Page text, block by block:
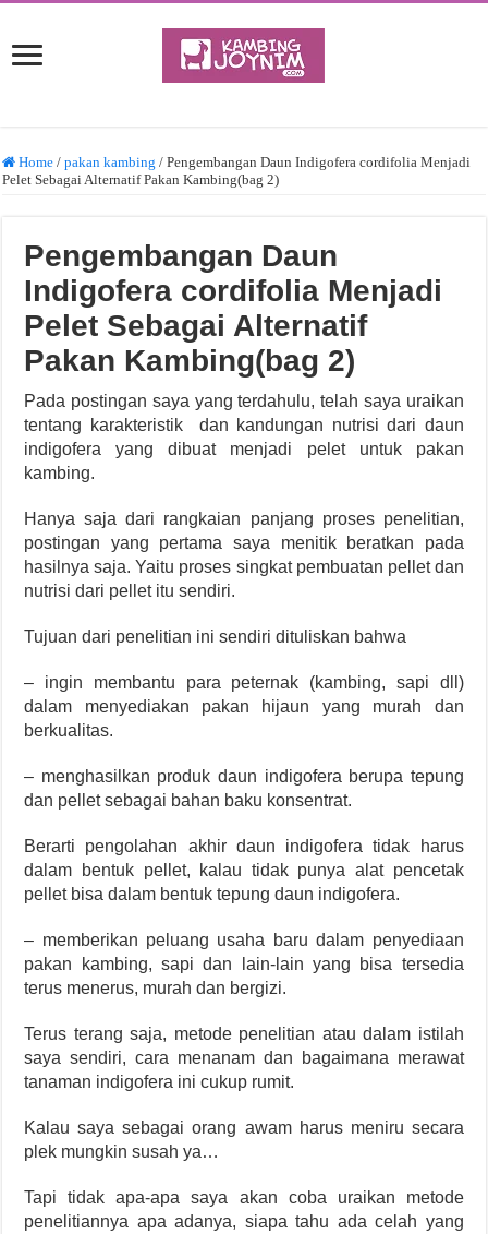
Home / pakan kambing / Pengembangan Daun Indigofera cordifolia Menjadi
Pelet Sebagai Alternatif Pakan Kambing(bag 2)
Pengembangan Daun
Indigofera cordifolia Menjadi
Pelet Sebagai Alternatif
Pakan Kambing(bag 2)
Pada postingan saya yang terdahulu, telah saya uraikan
tentang karakteristik dan kandungan nutrisi dari daun
indigofera yang dibuat menjadi pelet untuk pakan
kambing.
Hanya saja dari rangkaian panjang proses penelitian,
postingan yang pertama saya menitik beratkan pada
hasilnya saja. Yaitu proses singkat pembuatan pellet dan
nutrisi dari pellet itu sendiri.
Tujuan dari penelitian ini sendiri dituliskan bahwa
– ingin membantu para peternak (kambing, sapi dll)
dalam menyediakan pakan hijaun yang murah dan
berkualitas.
– menghasilkan produk daun indigofera berupa tepung
dan pellet sebagai bahan baku konsentrat.
Berarti pengolahan akhir daun indigofera tidak harus
dalam bentuk pellet, kalau tidak punya alat pencetak
pellet bisa dalam bentuk tepung daun indigofera.
– memberikan peluang usaha baru dalam penyediaan
pakan kambing, sapi dan lain-lain yang bisa tersedia
terus menerus, murah dan bergizi.
Terus terang saja, metode penelitian atau dalam istilah
saya sendiri, cara menanam dan bagaimana merawat
tanaman indigofera ini cukup rumit.
Kalau saya sebagai orang awam harus meniru secara
plek mungkin susah ya…
Tapi tidak apa-apa saya akan coba uraikan metode
penelitiannya apa adanya, siapa tahu ada celah yang